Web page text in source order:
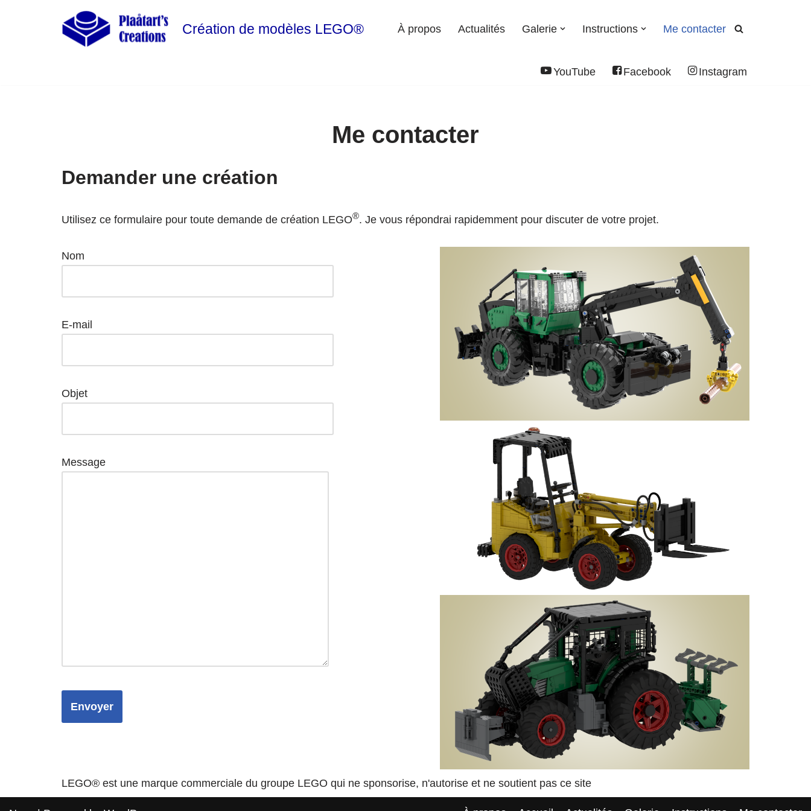
Création de modèles LEGO® À propos Actualités Galerie Instructions Me contacter
YouTube Facebook Instagram
Me contacter
Demander une création
Utilisez ce formulaire pour toute demande de création LEGO®. Je vous répondrai rapidemment pour discuter de votre projet.
Nom
E-mail
Objet
Message
LEGO® est une marque commerciale du groupe LEGO qui ne sponsorise, n'autorise et ne soutient pas ce site